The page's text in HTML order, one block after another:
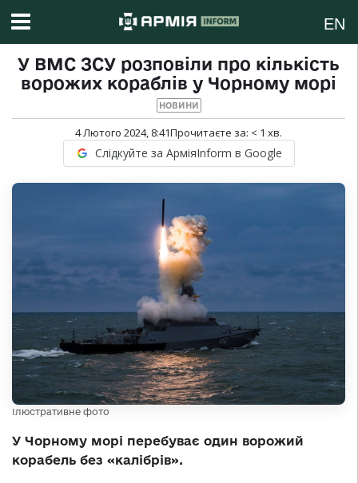
EN
У ВМС ЗСУ розповіли про кількість
ворожих кораблів у Чорному морі
НОВИНИ
4 Лютого 2024, 8:41Прочитаєте за: < 1 хв.
Слідкуйте за АрміяInform в Google
Ілюстративне фото
У Чорному морі перебуває один ворожий
корабель без «калібрів».